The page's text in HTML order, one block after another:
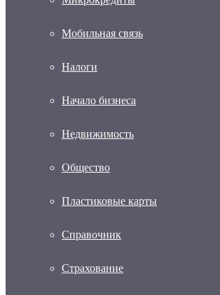
Мобильная связь
Налоги
Начало бизнеса
Недвижимость
Общество
Пластиковые карты
Справочник
Страхование